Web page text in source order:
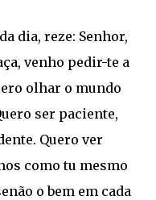
dia, reze: Senhor,
venho pedir-te a
olhar o mundo
ser paciente,
Quero ver
como tu mesmo
o bem em cada